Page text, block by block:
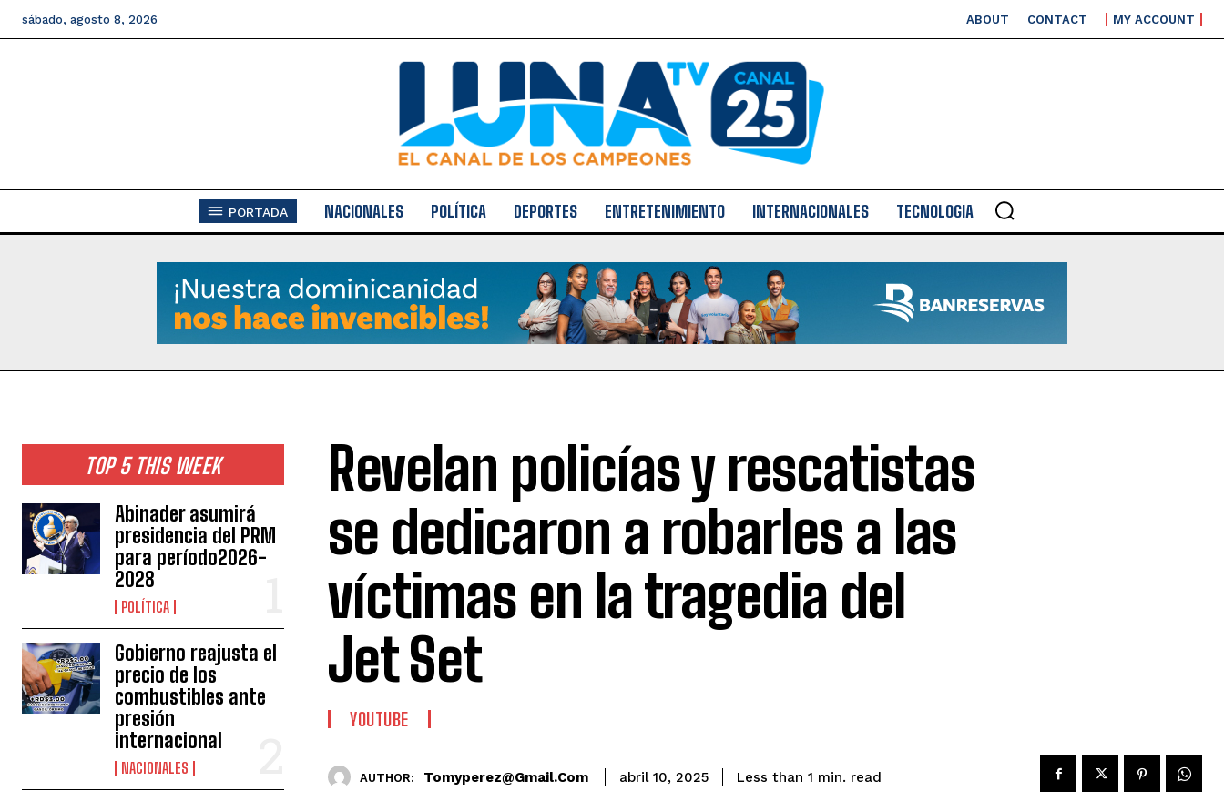
sábado, agosto 8, 2026 ABOUT CONTACT MY ACCOUNT
PORTADA NACIONALES POLÍTICA DEPORTES ENTRETENIMIENTO INTERNACIONALES TECNOLOGIA
TOP 5 THIS WEEK
Abinader asumirá
presidencia del PRM
para período2026-
2028
POLÍTICA
Gobierno reajusta el
precio de los
combustibles ante
presión
internacional
NACIONALES
Revelan policías y rescatistas
se dedicaron a robarles a las
víctimas en la tragedia del
Jet Set
YOUTUBE
AUTHOR: Tomyperez@gmail.com abril 10, 2025 Less than 1 min. read